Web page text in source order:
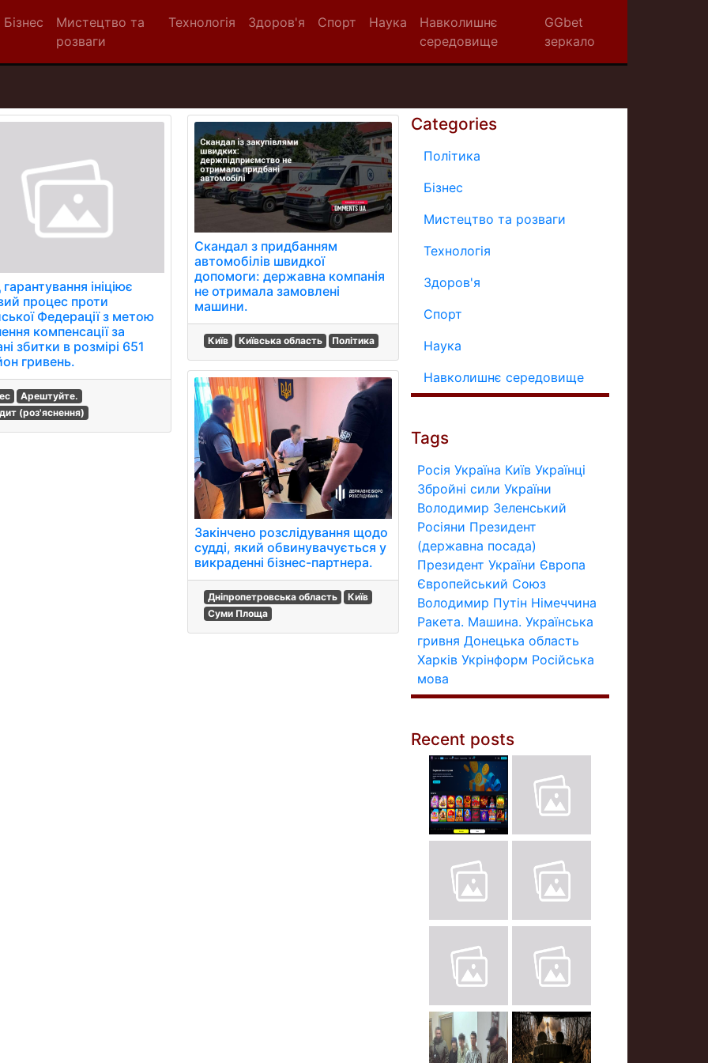
Бізнес
Мистецтво та
розваги
Технологія Здоров'я Спорт Наука
Навколишнє
середовище
GGbet
зеркало
ініціює
процес проти
Федерації з метою
компенсації за
збитки в розмірі 651
гривень.
Арештуйте.
(роз'яснення)
Скандал з придбанням
автомобілів швидкої
допомоги: державна компанія
не отримала замовлені
машини.
Київ Київська область Політика
Закінчено розслідування щодо
судді, який обвинувачується у
викраденні бізнес-партнера.
Дніпропетровська область
Київ
Суми Площа
Categories
Політика
Бізнес
Мистецтво та розваги
Технологія
Здоров'я
Спорт
Наука
Навколишнє середовище
Tags
Росія Україна Київ Українці
Збройні сили України
Володимир Зеленський
Росіяни Президент
(державна посада)
Президент України Європа
Європейський Союз
Володимир Путін Німеччина
Ракета. Машина. Українська
гривня Донецька область
Харків Укрінформ Російська
мова
Recent posts